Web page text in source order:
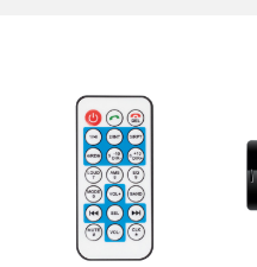
3,350.00
DODAJ U KORPU
Auto radio SAL je
funkcionalan i moderan